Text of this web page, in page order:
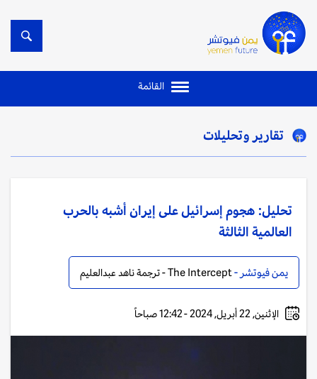
القائمة
تقارير وتحليلات
تحليل: هجوم إسرائيل على إيران أشبه بالحرب
العالمية الثالثة
يمن فيوتشر -The Intercept - ترجمة ناهد عبدالعليم
الإثنين, 22 أبريل, 2024 - 12:42 صباحاً